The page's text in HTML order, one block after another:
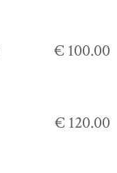
€ 100.00
€ 120.00